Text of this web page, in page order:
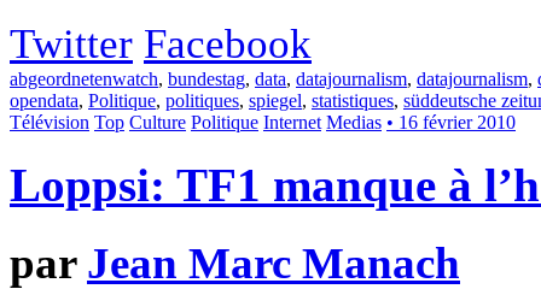
Twitter Facebook
abgeordnetenwatch, bundestag, data, datajournalism, datajournalism,
opendata, Politique, politiques, spiegel, statistiques, süddeutsche
Télévision Top Culture Politique Internet Medias • 16 février 2010
Loppsi: TF1 manque à
par Jean Marc Manach